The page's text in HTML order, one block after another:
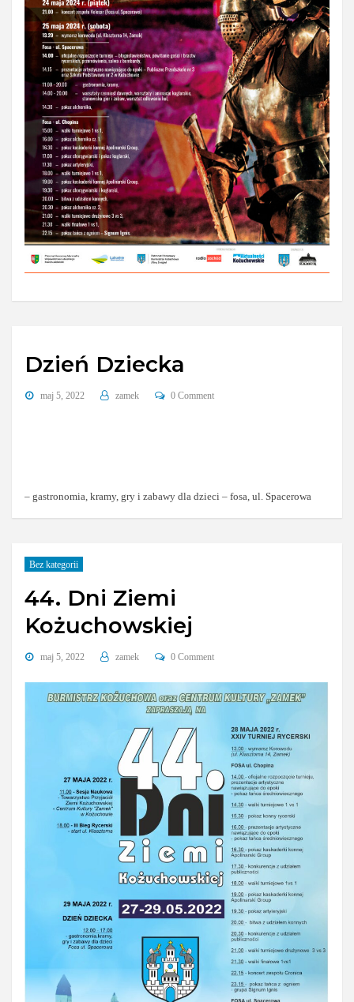
Dzień Dziecka
maj 5, 2022 zamek 0 Comment
– gastronomia, kramy, gry i zabawy dla dzieci – fosa, ul. Spacerowa
Bez kategorii
44. Dni Ziemi
Kożuchowskiej
maj 5, 2022 zamek 0 Comment